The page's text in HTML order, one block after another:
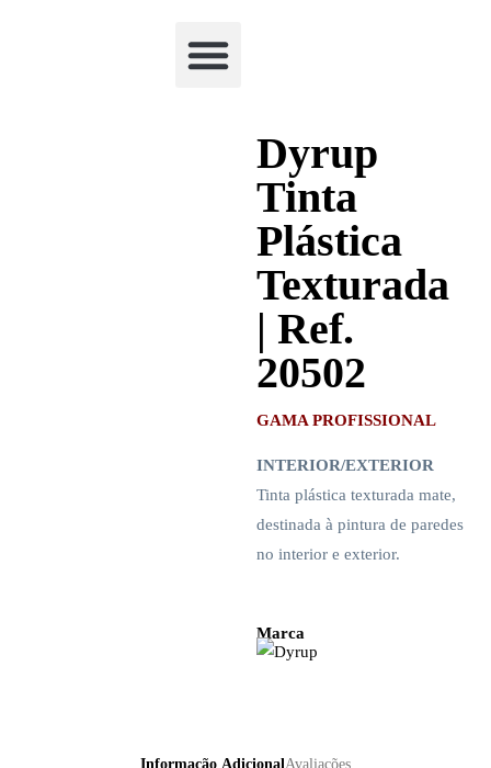
Dyrup
Tinta
Plástica
Texturada
| Ref.
20502
GAMA PROFISSIONAL
INTERIOR/EXTERIOR
Tinta plástica texturada mate,
destinada à pintura de paredes
no interior e exterior.
Marca
Informação Adicional Avaliações